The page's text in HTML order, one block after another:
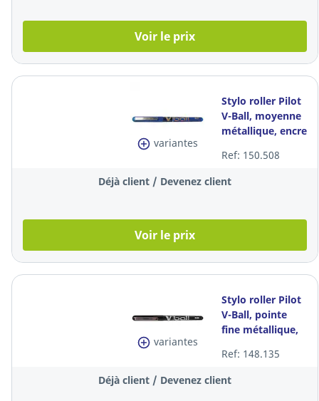
Voir le prix
variantes
Stylo roller Pilot
V-Ball, moyenne
métallique, encre
pièce
Ref: 150.508
Déjà client / Devenez client
Voir le prix
variantes
Stylo roller Pilot
V-Ball, pointe
fine métallique,
noire, la pièce
Ref: 148.135
Déjà client / Devenez client